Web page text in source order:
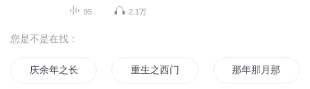
95 2.1万
您是不是在找：
庆余年之长歌行 重生之西门庆 那年那月那时节